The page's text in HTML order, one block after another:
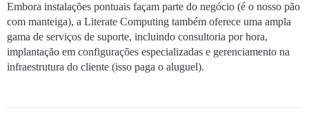
Embora instalações pontuais façam parte do negócio (é o nosso pão
com manteiga), a Literate Computing também oferece uma ampla
gama de serviços de suporte, incluindo consultoria por hora,
implantação em configurações especializadas e gerenciamento na
infraestrutura do cliente (isso paga o aluguel).